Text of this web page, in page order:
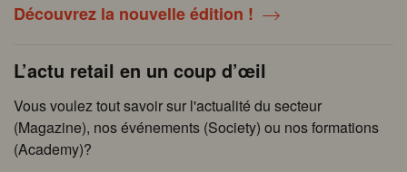
Découvrez la nouvelle édition !
L’actu retail en un coup d’œil
Vous voulez tout savoir sur l'actualité du secteur
(Magazine), nos événements (Society) ou nos formations
(Academy)?